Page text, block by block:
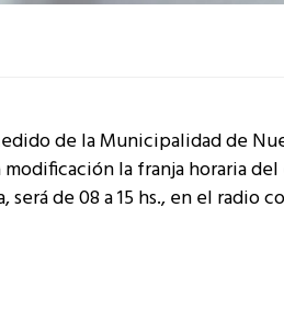
de la Municipalidad de
modificación la franja horaria
será de 08 a 15 hs., en el radio